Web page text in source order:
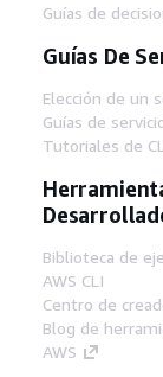
Guías de
Guías De
Elección de un
Guías de
Tutoriales de
Biblioteca de
AWS CLI
Centro de
Blog de
AWS